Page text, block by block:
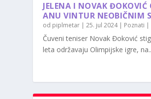
JELENA I NOVAK ĐOKOVIĆ
ANU VINTUR NEOBIČNIM
od piplmetar |25. jul 2024| Poznati |
Čuveni teniser Novak Đoković
leta održavaju Olimpijske igre,